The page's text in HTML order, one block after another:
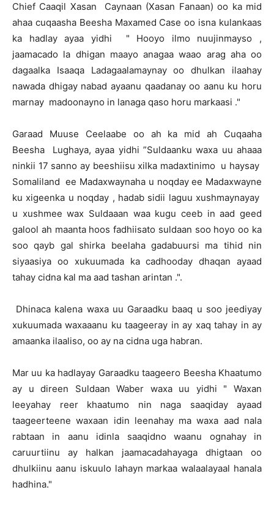
Chief Caaqil Xasan Caynaan (Xasan Fanaan) oo ka mid
ahaa cuqaasha Beesha Maxamed Case oo isna kulankaas
ka hadlay ayaa yidhi " Hooyo ilmo nuujinmayso ,
jaamacado la dhigan maayo anagaa waao arag aha oo
dagaalka Isaaqa Ladagaalamaynay oo dhulkan ilaahay
nawada dhigay nabad ayaanu qaadanay oo aanu ku horu
marnay madoonayno in lanaga qaso horu markaasi ."
Garaad Muuse Ceelaabe oo ah ka mid ah Cuqaaha
Beesha Lughaya, ayaa yidhi ”Suldaanku waxa uu ahaaa
ninkii 17 sanno ay beeshiisu xilka madaxtinimo u haysay
Somaliland ee Madaxwaynaha u noqday ee Madaxwayne
ku xigeenka u noqday , hadab sidii laguu xushmaynayay
u xushmee wax Suldaaan waa kugu ceeb in aad geed
galool ah maanta hoos fadhiisato suldaan soo hoyo oo ka
soo qayb gal shirka beelaha gadabuursi ma tihid nin
siyaasiya oo xukuumada ka cadhooday dhaqan ayaad
tahay cidna kal ma aad tashan arintan .".
Dhinaca kalena waxa uu Garaadku baaq u soo jeediyay
xukuumada waxaaanu ku taageeray in ay xaq tahay in ay
amaanka ilaaliso, oo ay na cidna uga habran.
Mar uu ka hadlayay Garaadku taageero Beesha Khaatumo
ay u direen Suldaan Waber waxa uu yidhi " Waxan
leeyahay reer khaatumo nin naga saaqiday ayaad
taageerteene waxaan idin leenahay ma waxa aad nala
rabtaan in aanu idinla saaqidno waanu ognahay in
caruurtiinu ay halkan jaamacadahayaga dhigtaan oo
dhulkiinu aanu iskuulo lahayn markaa walaalayaal hanala
hadhina."